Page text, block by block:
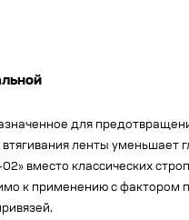
для
ленты уменьшает
вместо классических
к применению с фактором